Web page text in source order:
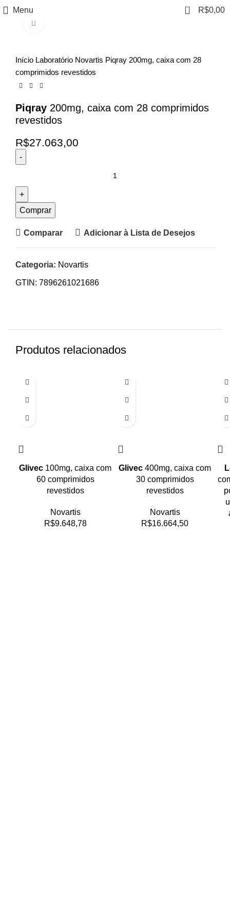
Menu 0 R$0,00
Início Laboratório Novartis Piqray 200mg, caixa com 28
comprimidos revestidos
Piqray 200mg, caixa com 28 comprimidos
revestidos
R$27.063,00
Comprar
Comparar Adicionar à Lista de Desejos
Categoria: Novartis
GTIN: 7896261021686
Produtos relacionados
Glivec 100mg, caixa com
60 comprimidos
revestidos
Novartis
R$9.648,78
Glivec 400mg, caixa com
30 comprimidos
revestidos
Novartis
R$16.664,50